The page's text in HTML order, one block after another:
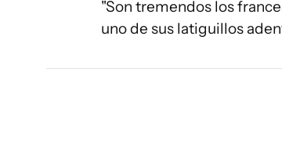
"Son tremendos los
uno de sus latiguillos